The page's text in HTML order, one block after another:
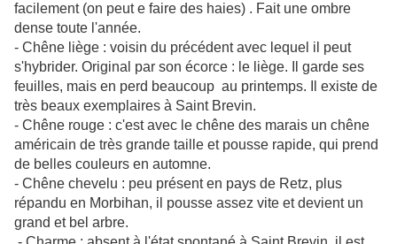
facilement (on peut e faire des haies) . Fait une ombre
dense toute l'année.
- Chêne liège : voisin du précédent avec lequel il peut
s'hybrider. Original par son écorce : le liège. Il garde ses
feuilles, mais en perd beaucoup au printemps. Il existe de
très beaux exemplaires à Saint Brevin.
- Chêne rouge : c'est avec le chêne des marais un chêne
américain de très grande taille et pousse rapide, qui prend
de belles couleurs en automne.
- Chêne chevelu : peu présent en pays de Retz, plus
répandu en Morbihan, il pousse assez vite et devient un
grand et bel arbre.